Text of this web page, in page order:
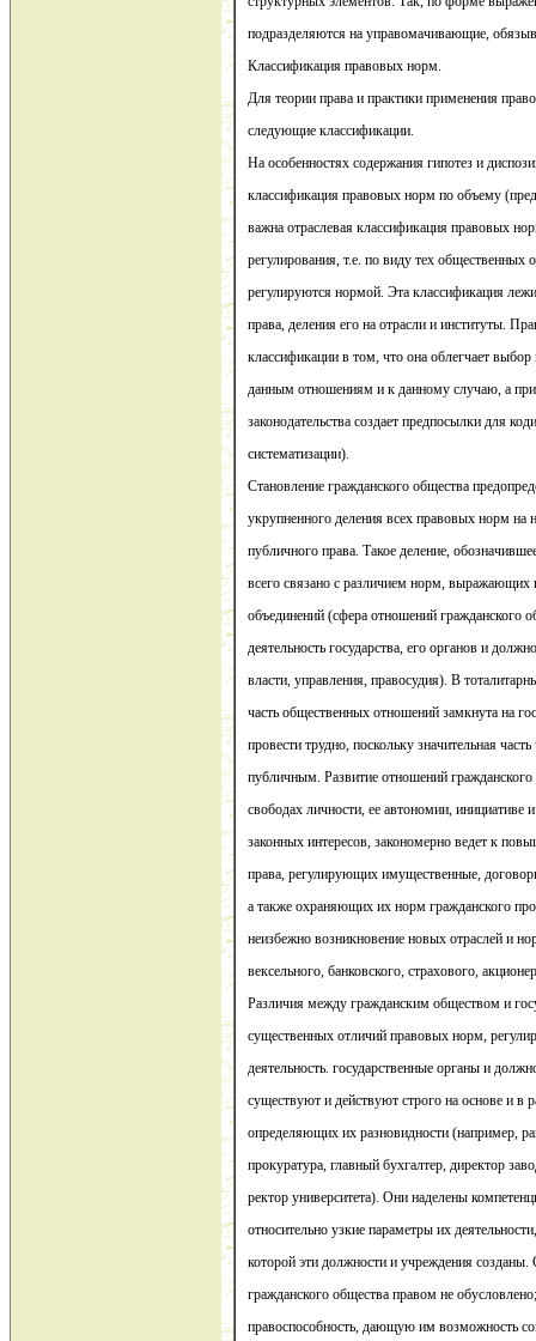
подразделяются на управомачивающие,
Классификация правовых норм.
Для теории права и практики применения
следующие классификации.
На особенностях содержания гипотез и
классификация правовых норм по объему
важна отраслевая классификация правовых
регулирования, т.е. по виду тех общественных
регулируются нормой. Эта классификация
права, деления его на отрасли и институты.
классификации в том, что она облегчает
данным отношениям и к данному случаю, а
законодательства создает предпосылки для
систематизации).
Становление гражданского общества
укрупненного деления всех правовых норм
публичного права. Такое деление,
всего связано с различием норм, выражающих
объединений (сфера отношений гражданского
деятельность государства, его органов и
власти, управления, правосудия). В
часть общественных отношений замкнута на
провести трудно, поскольку значительная
публичным. Развитие отношений
свободах личности, ее автономии, инициативе
законных интересов, закономерно ведет к
права, регулирующих имущественные,
а также охраняющих их норм гражданского
неизбежно возникновение новых отраслей и
вексельного, банковского, страхового,
Различия между гражданским обществом и
существенных отличий правовых норм,
деятельность. государственные органы и
существуют и действуют строго на основе и в
определяющих их разновидности (например,
прокуратура, главный бухгалтер, директор
ректор университета). Они наделены
относительно узкие параметры их
которой эти должности и учреждения созданы.
гражданского общества правом не
правоспособность, дающую им возможность